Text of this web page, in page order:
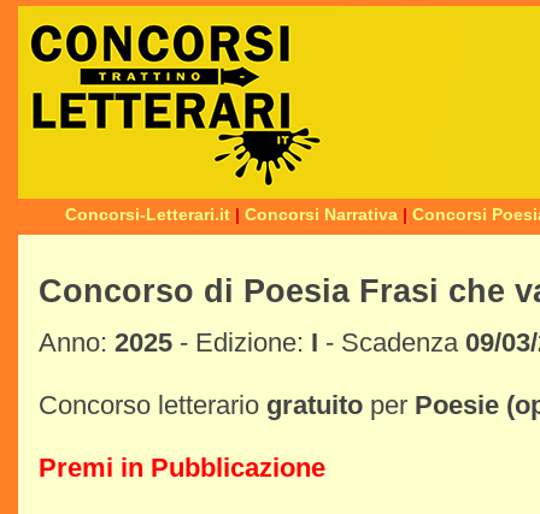
Concorsi-Letterari.it | Concorsi Narrativa | Concorsi
Concorso di Poesia Frasi che
Anno: 2025 - Edizione: I - Scadenza 09/
Concorso letterario gratuito per Poesie
Premi in Pubblicazione